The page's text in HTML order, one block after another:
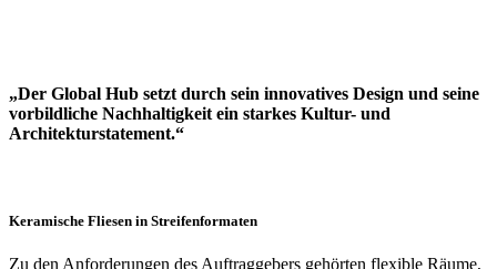
„Der Global Hub setzt durch sein innovatives Design und seine
vorbildliche Nachhaltigkeit ein starkes Kultur- und
Architekturstatement.“
Keramische Fliesen in Streifenformaten
Zu den Anforderungen des Auftraggebers gehörten flexible Räume,